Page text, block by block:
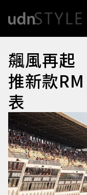
飆風再起
推新款
表